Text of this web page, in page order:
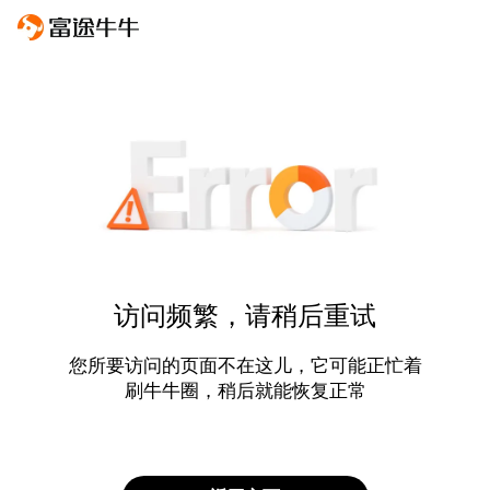
访问频繁，请稍后重试
您所要访问的页面不在这儿，它可能正忙着
刷牛牛圈，稍后就能恢复正常